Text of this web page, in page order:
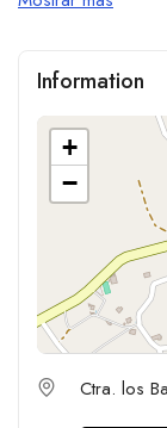
Information
+
−
Ctra. los